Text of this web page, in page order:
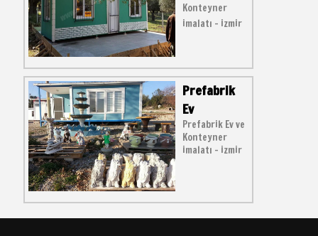
Konteyner
imalatı - izmir
Prefabrik
Ev
Prefabrik Ev ve
Konteyner
imalatı - izmir